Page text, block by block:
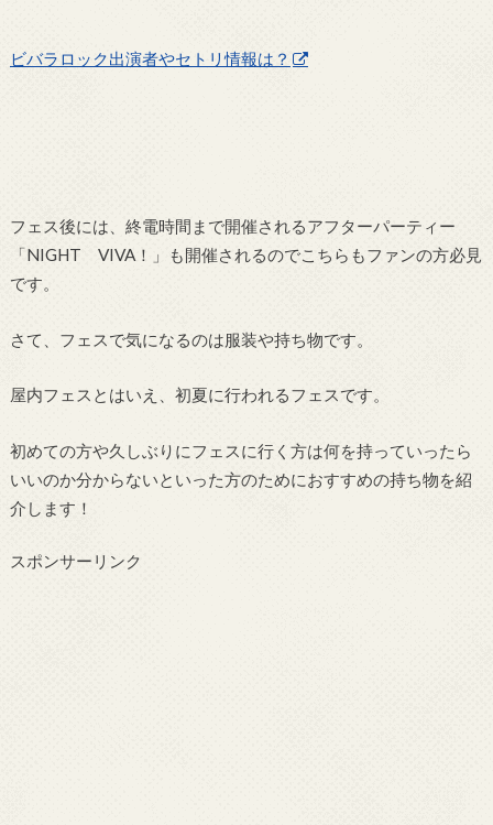
ビバラロック出演者やセトリ情報は？
フェス後には、終電時間まで開催されるアフターパーティー
「NIGHT VIVA！」も開催されるのでこちらもファンの方必見
です。
さて、フェスで気になるのは服装や持ち物です。
屋内フェスとはいえ、初夏に行われるフェスです。
初めての方や久しぶりにフェスに行く方は何を持っていったら
いいのか分からないといった方のためにおすすめの持ち物を紹
介します！
スポンサーリンク